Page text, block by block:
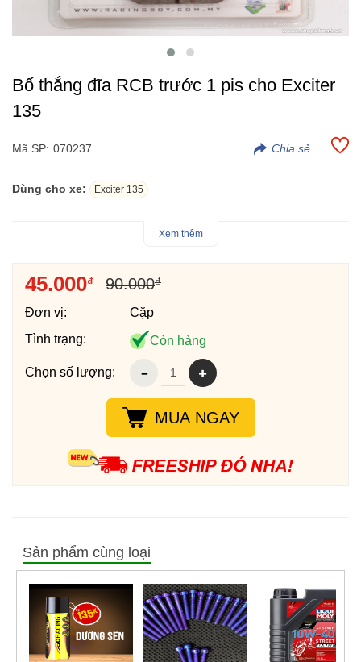
Bố thắng đĩa RCB trước 1 pis cho Exciter
135
Mã SP: 070237
Dùng cho xe: Exciter 135
Bố thắng đĩa RCB 1 Pis cho Exciter 135.
Xem thêm
45.000₫ 90.000₫
Đơn vị:
Cặp
Tình trạng:
Còn hàng
Chọn số lượng:
MUA NGAY
Sản phẩm cùng loại